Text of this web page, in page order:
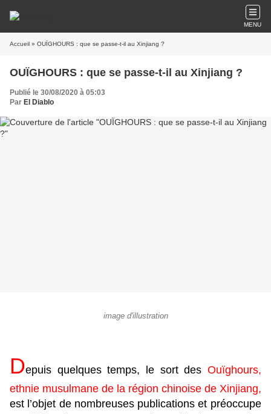
MENU
Accueil » OUÏGHOURS : que se passe-t-il au Xinjiang ?
OUÏGHOURS : que se passe-t-il au Xinjiang ?
Publié le 30/08/2020 à 05:03
Par El Diablo
image d'illustration
Depuis quelques temps, le sort des Ouïghours,
ethnie musulmane de la région chinoise de Xinjiang,
est l’objet de nombreuses publications et préoccupe